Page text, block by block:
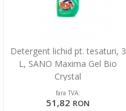
Detergent lichid pt. tesaturi, 3
L, SANO Maxima Gel Bio
Crystal
fara TVA:
51,82 RON